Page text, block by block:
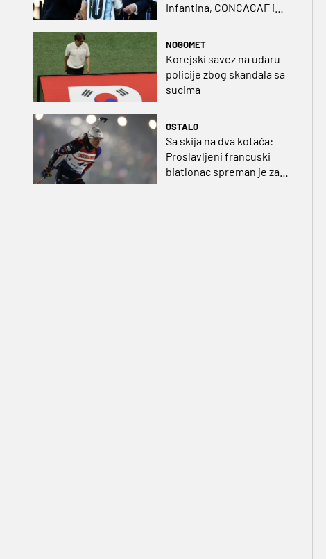
Infantina, CONCACAF i
CONMEBOL više nisu
NOGOMET
Korejski savez na udaru
policije zbog skandala sa
sucima
OSTALO
Sa skija na dva kotača:
Proslavljeni francuski
biatlonac spreman je za